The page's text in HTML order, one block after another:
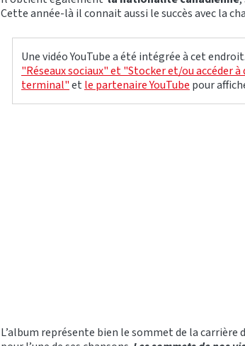
Cette année-là il connait aussi le succès avec la
Une vidéo YouTube a été intégrée à cet
"Réseaux sociaux" et "Stocker et/ou accéder
terminal"et le partenaire YouTube pour
L’album représente bien le sommet de la carrière